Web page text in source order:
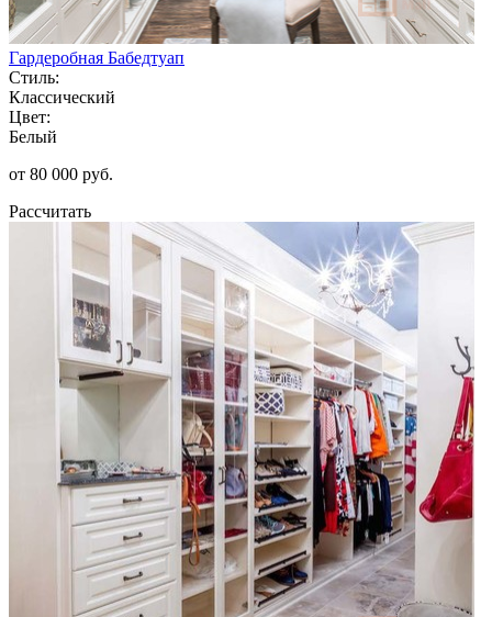
Гардеробная Бабедтуап
Стиль:
Классический
Цвет:
Белый
от 80 000 руб.
Рассчитать